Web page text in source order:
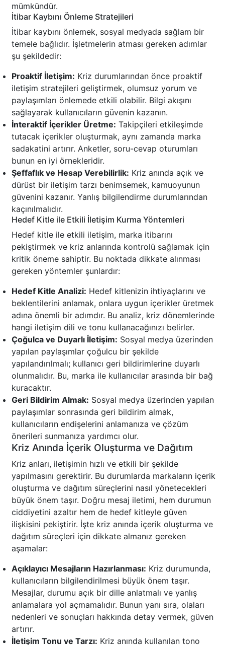
mümkündür.
İtibar Kaybını Önleme Stratejileri
İtibar kaybını önlemek, sosyal medyada sağlam bir
temele bağlıdır. İşletmelerin atması gereken adımlar
şu şekildedir:
Proaktif İletişim: Kriz durumlarından önce proaktif
iletişim stratejileri geliştirmek, olumsuz yorum ve
paylaşımları önlemede etkili olabilir. Bilgi akışını
sağlayarak kullanıcıların güvenin kazanın.
İnteraktif İçerikler Üretme: Takipçileri etkileşimde
tutacak içerikler oluşturmak, aynı zamanda marka
sadakatini artırır. Anketler, soru-cevap oturumları
bunun en iyi örnekleridir.
Şeffaflık ve Hesap Verebilirlik: Kriz anında açık ve
dürüst bir iletişim tarzı benimsemek, kamuoyunun
güvenini kazanır. Yanlış bilgilendirme durumlarından
kaçınılmalıdır.
Hedef Kitle ile Etkili İletişim Kurma Yöntemleri
Hedef kitle ile etkili iletişim, marka itibarını
pekiştirmek ve kriz anlarında kontrolü sağlamak için
kritik öneme sahiptir. Bu noktada dikkate alınması
gereken yöntemler şunlardır:
Hedef Kitle Analizi: Hedef kitlenizin ihtiyaçlarını ve
beklentilerini anlamak, onlara uygun içerikler üretmek
adına önemli bir adımdır. Bu analiz, kriz dönemlerinde
hangi iletişim dili ve tonu kullanacağınızı belirler.
Çoğulca ve Duyarlı İletişim: Sosyal medya üzerinden
yapılan paylaşımlar çoğulcu bir şekilde
yapılandırılmalı; kullanıcı geri bildirimlerine duyarlı
olunmalıdır. Bu, marka ile kullanıcılar arasında bir bağ
kuracaktır.
Geri Bildirim Almak: Sosyal medya üzerinden yapılan
paylaşımlar sonrasında geri bildirim almak,
kullanıcıların endişelerini anlamanıza ve çözüm
önerileri sunmanıza yardımcı olur.
Kriz Anında İçerik Oluşturma ve Dağıtım
Kriz anları, iletişimin hızlı ve etkili bir şekilde
yapılmasını gerektirir. Bu durumlarda markaların içerik
oluşturma ve dağıtım süreçlerini nasıl yönetecekleri
büyük önem taşır. Doğru mesaj iletimi, hem durumun
ciddiyetini azaltır hem de hedef kitleyle güven
ilişkisini pekiştirir. İşte kriz anında içerik oluşturma ve
dağıtım süreçleri için dikkate almanız gereken
aşamalar:
Açıklayıcı Mesajların Hazırlanması: Kriz durumunda,
kullanıcıların bilgilendirilmesi büyük önem taşır.
Mesajlar, durumu açık bir dille anlatmalı ve yanlış
anlamalara yol açmamalıdır. Bunun yanı sıra, olaları
nedenleri ve sonuçları hakkında detay vermek, güven
artırır.
İletişim Tonu ve Tarzı: Kriz anında kullanılan tono